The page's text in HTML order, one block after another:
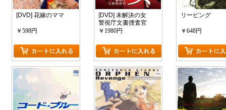
[DVD] 花嫁のママ
￥598円
[DVD] 未解決の女
警視庁文書捜査官
【完全版】(初回生産
￥1980円
リーピング
￥648円